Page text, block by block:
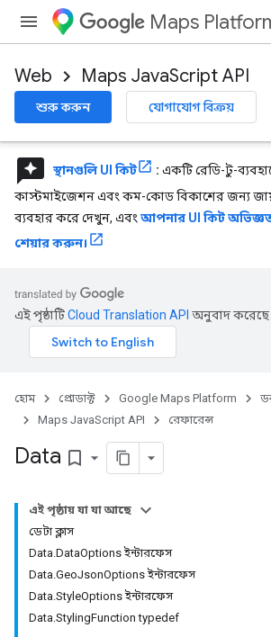
Maps
Web Maps JavaScript API
শুরু করুন যোগাযোগ বিক্রয়
reviews স্থানগুলি UI কিট : একটি রেডি-টু-
কাস্টমাইজেশন এবং কম-কোড বিকাশের জন্য
ব্যবহার করে দেখুন, এবংআপনার UI কিট
শেয়ার করুন।
এই পৃষ্ঠাটিCloud Translation API অনুবাদ
হোম প্রোডাক্ট Google Maps Platform
Maps JavaScript API
রেফারেন্স
Data bookmark_border
এই পৃষ্ঠায় যা যা আছে
ডেটা ক্লাস
Data.DataOptions ইন্টারফেস
Data.GeoJsonOptions ইন্টারফেস
Data.StyleOptions ইন্টারফেস
Data.StylingFunction typedef